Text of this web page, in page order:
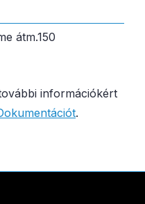
átm.150
információkért
.